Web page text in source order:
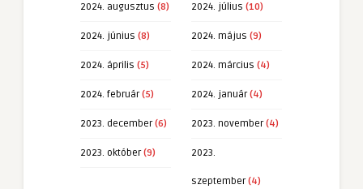
2024. augusztus (8) 2024. július (10)
2024. június (8) 2024. május (9)
2024. április (5) 2024. március (4)
2024. február(5) 2024. január(4)
2023. december(6) 2023. november(4)
2023. október(9) 2023.
szeptember(4)